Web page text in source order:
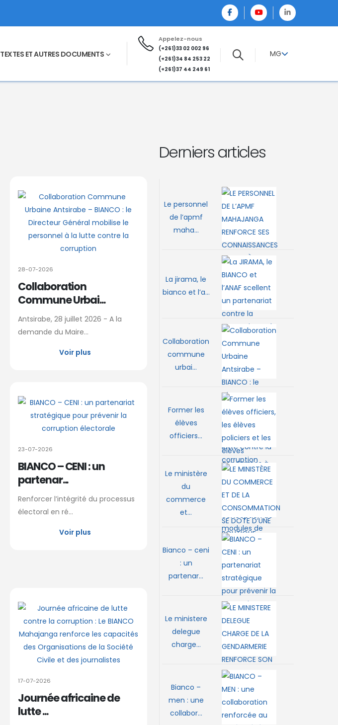
TEXTES ET AUTRES DOCUMENTS
Appelez-nous
(+261)33 02 002 96
(+261)34 84 253 22
(+261)37 44 249 61
MG
28-07-2026
Collaboration
Commune Urbai...
Antsirabe, 28 juillet 2026 - A la
demande du Maire...
Voir plus
23-07-2026
BIANCO – CENI : un
partenar...
Renforcer l’intégrité du processus
électoral en ré...
Voir plus
17-07-2026
Journée africaine de
lutte ...
Derniers articles
Le personnel
de l’apmf
maha...
La jirama, le
bianco et l’a...
Collaboration
commune
urbai...
Former les
élèves
officiers...
Le ministère
du
commerce
et...
Bianco – ceni
: un
partenar...
Le ministere
delegue
charge...
Bianco –
men : une
collabor...